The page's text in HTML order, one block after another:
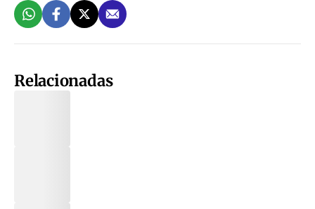
Relacionadas